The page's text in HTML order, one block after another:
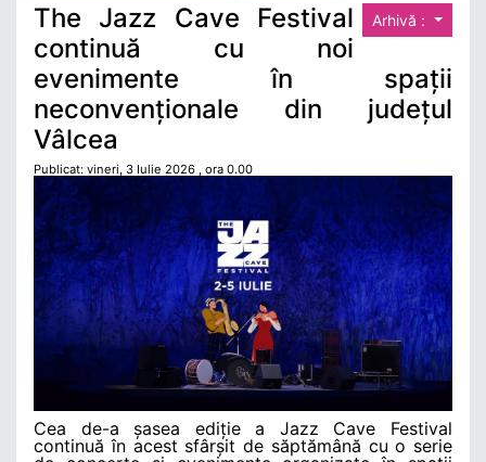
Arhivă :
The Jazz Cave Festival
continuă cu noi
evenimente în spații
neconvenționale din județul
Vâlcea
Publicat: vineri, 3 Iulie 2026 , ora 0.00
Cea de-a șasea ediție a Jazz Cave Festival
continuă în acest sfârșit de săptămână cu o serie